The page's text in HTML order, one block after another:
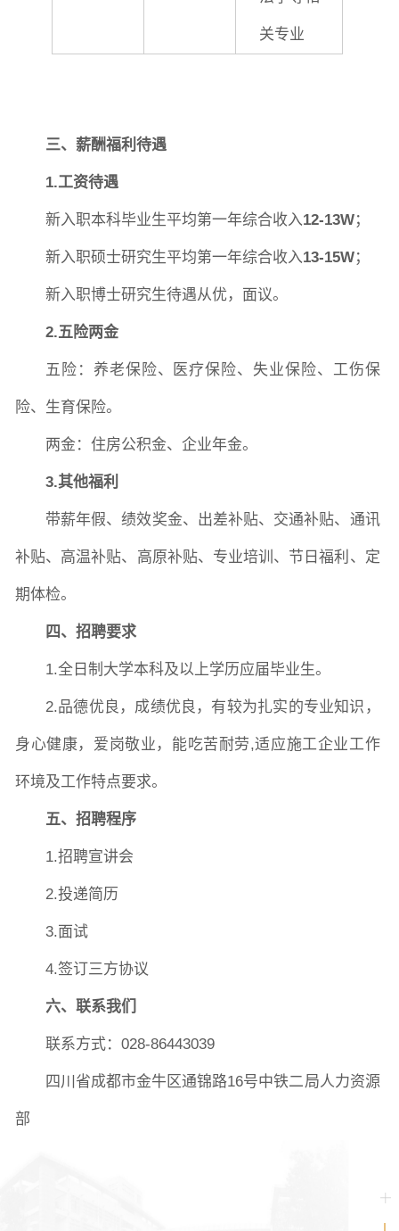
关专业
三、薪酬福利待遇
1.工资待遇
新入职本科毕业生平均第一年综合收入12-13W；
新入职硕士研究生平均第一年综合收入13-15W；
新入职博士研究生待遇从优，面议。
2.五险两金
五险：养老保险、医疗保险、失业保险、工伤保
险、生育保险。
两金：住房公积金、企业年金。
3.其他福利
带薪年假、绩效奖金、出差补贴、交通补贴、通讯
补贴、高温补贴、高原补贴、专业培训、节日福利、定
期体检。
四、招聘要求
1.全日制大学本科及以上学历应届毕业生。
2.品德优良，成绩优良，有较为扎实的专业知识，
身心健康，爱岗敬业，能吃苦耐劳,适应施工企业工作
环境及工作特点要求。
五、招聘程序
1.招聘宣讲会
2.投递简历
3.面试
4.签订三方协议
六、联系我们
联系方式：028-86443039
四川省成都市金牛区通锦路16号中铁二局人力资源
部